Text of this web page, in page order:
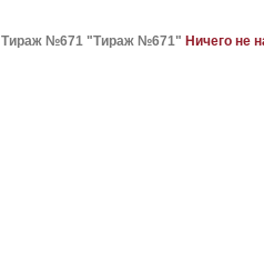
Тираж №671 "Тираж №671" Ничего не